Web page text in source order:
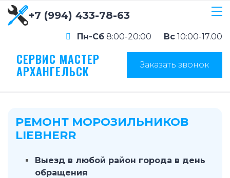
+7 (994) 433-78-63
Пн-Сб 8:00-20:00 Вс 10:00-17.00
СЕРВИС МАСТЕР
АРХАНГЕЛЬСК Заказать звонок
РЕМОНТ МОРОЗИЛЬНИКОВ
LIEBHERR
Выезд в любой район города в день
обращения